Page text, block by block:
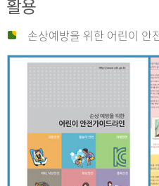
활용
손상예방을 위한 어린이 안